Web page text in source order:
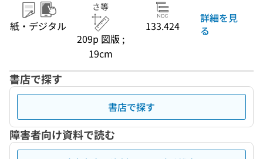
紙・デジタル
さ等
209p 図版 ;
19cm
133.424
詳細を見
る
書店で探す
書店で探す
障害者向け資料で読む